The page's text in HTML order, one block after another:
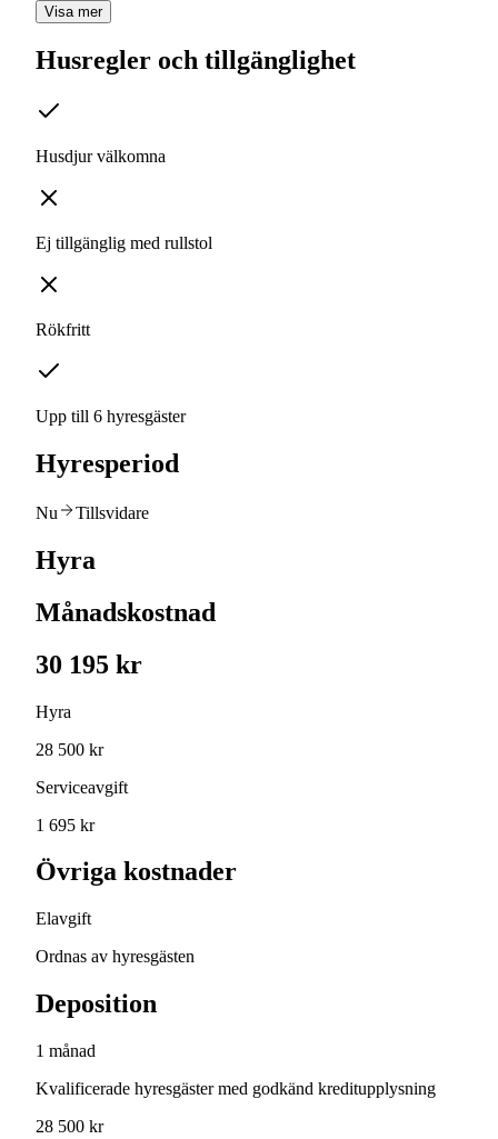
Visa mer
Husregler och tillgänglighet
Husdjur välkomna
Ej tillgänglig med rullstol
Rökfritt
Upp till 6 hyresgäster
Hyresperiod
Nu Tillsvidare
Hyra
Månadskostnad
30 195 kr
Hyra
28 500 kr
Serviceavgift
1 695 kr
Övriga kostnader
Elavgift
Ordnas av hyresgästen
Deposition
1 månad
Kvalificerade hyresgäster med godkänd kreditupplysning
28 500 kr